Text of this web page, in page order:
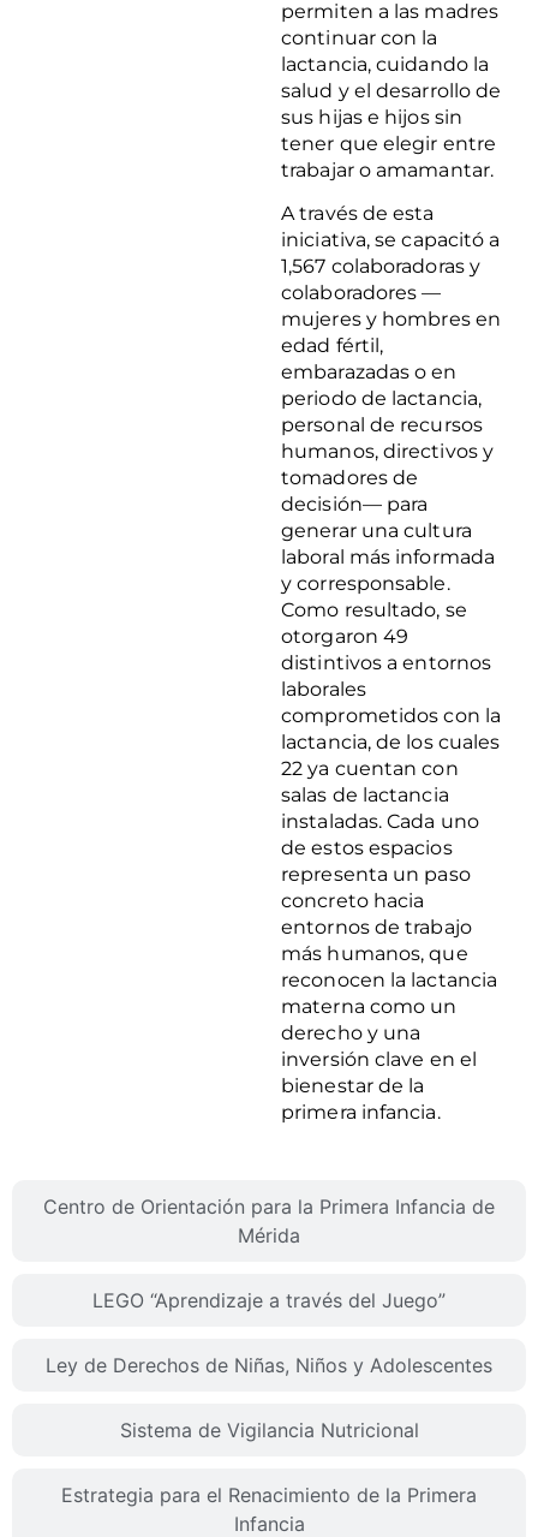
Centro de Orientación para la Primera Infancia de
Mérida
LEGO “Aprendizaje a través del Juego”
Ley de Derechos de Niñas, Niños y Adolescentes
Sistema de Vigilancia Nutricional
Estrategia para el Renacimiento de la Primera
Infancia
permiten a las madres
continuar con la
lactancia, cuidando la
salud y el desarrollo de
sus hijas e hijos sin
tener que elegir entre
trabajar o amamantar.
A través de esta
iniciativa, se capacitó a
1,567 colaboradoras y
colaboradores —
mujeres y hombres en
edad fértil,
embarazadas o en
periodo de lactancia,
personal de recursos
humanos, directivos y
tomadores de
decisión— para
generar una cultura
laboral más informada
y corresponsable.
Como resultado, se
otorgaron 49
distintivos a entornos
laborales
comprometidos con la
lactancia, de los cuales
22 ya cuentan con
salas de lactancia
instaladas. Cada uno
de estos espacios
representa un paso
concreto hacia
entornos de trabajo
más humanos, que
reconocen la lactancia
materna como un
derecho y una
inversión clave en el
bienestar de la
primera infancia.